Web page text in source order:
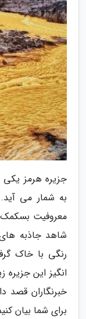
جزیره هرمز یکی
به شمار می
معروفیت بسکمک
شاهد جاذبه
رنگی با خاک
انگیز این
خبرنگاران قصد
برای شما بیان